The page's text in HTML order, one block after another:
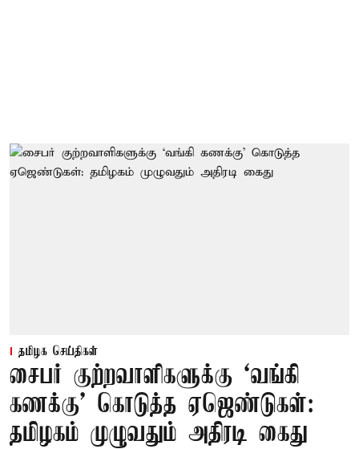
தமிழக செய்திகள்
சைபர் குற்றவாளிகளுக்கு ‘வங்கி
கணக்கு’ கொடுத்த ஏஜெண்டுகள்:
தமிழகம் முழுவதும் அதிரடி கைது